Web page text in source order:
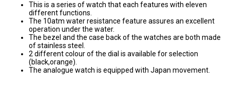
This is a series of watch that each features with eleven
different functions.
The 10atm water resistance feature assures an excellent
operation under the water.
The bezel and the case back of the watches are both made
of stainless steel.
2 different colour of the dial is available for selection
(black,orange).
The analogue watch is equipped with Japan movement.